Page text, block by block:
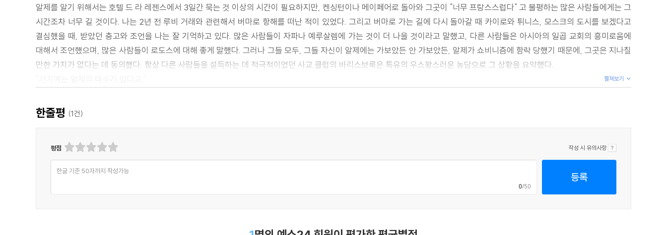
알제를 알기 위해서는 호텔 드 라 레젠스에서 3일간 묵는 것 이상의 시간이 필요하지만, 켄싱턴이나 메이페어로 돌아와 그곳이 "너무 프랑스스럽다" 고 불평하는 많은 사람들에게는 그
시간조차 너무 길 것이다. 나는 2년 전 루비 거래와 관련해서 버마로 항해를 떠난 적이 있었다. 그리고 버마로 가는 길에 다시 돌아갈 때 카이로와 튀니스, 모스크의 도시를 보겠다고
결심했을 때, 받았던 충고와 조언을 나는 잘 기억하고 있다. 많은 사람들이 자파나 예루살렘에 가는 것이 더 나을 것이라고 말했고, 다른 사람들은 아시아의 일곱 교회의 흥미로움에
대해서 조언했으며, 많은 사람들이 로도스에 대해 좋게 말했다. 그러나 그들 모두, 그들 자신이 알제에는 가보았든 안 가보았든, 알제가 쇼비니즘에 함락 당했기 때문에, 그곳은 지나칠
만한 가치가 없다는 데 동의했다. 항상 다른 사람들을 설득하는 데 적극적이었던 사교 클럽의 바리스브룩은 특유의 우스꽝스러운 농담으로 그 상황을 요약했다.
맞이한 첫 번째 기회에 나를 헤라클레스의 마을로 보낸 것이었다.
"맥스 펨버튼은 전문적인 작가로서는 특이한 경력을 가지고 있다. 그는 30살에 최초의 작품을 발표했고, 뒤이어 여러 가지 성공적인 작품들을 발표했다. 또한 그는 1920년 런던
저널리즘 학교를 창립하기도 했다. 이 작품은 버나드 서튼 이라는 보석상을 주인공으로 훔친 보석 이야기를 다루는 연작 중 한 편이다. 주인공은 지적이고 매력적인 신사이며, 자신의
- Whstlers Mon, Goodreads 독자
펼쳐보기
한줄평 (1건)
평점 작성 시 유의사항
한글 기준 50자까지 작성가능
0/50
등록